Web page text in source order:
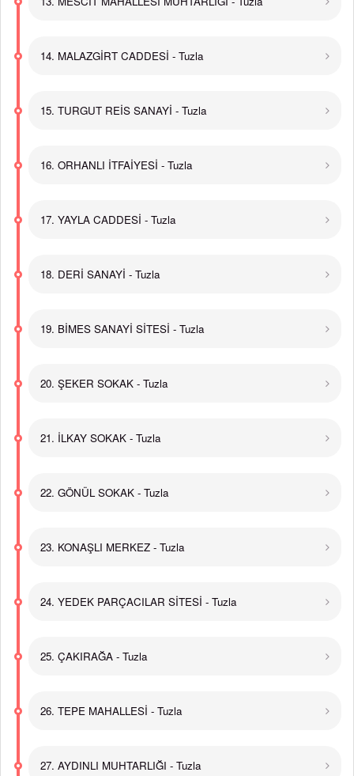
14. MALAZGİRT CADDESİ - Tuzla
15. TURGUT REİS SANAYİ - Tuzla
16. ORHANLI İTFAİYESİ - Tuzla
17. YAYLA CADDESİ - Tuzla
18. DERİ SANAYİ - Tuzla
19. BİMES SANAYİ SİTESİ - Tuzla
20. ŞEKER SOKAK - Tuzla
21. İLKAY SOKAK - Tuzla
22. GÖNÜL SOKAK - Tuzla
23. KONAŞLI MERKEZ - Tuzla
24. YEDEK PARÇACILAR SİTESİ - Tuzla
25. ÇAKIRAĞA - Tuzla
26. TEPE MAHALLESİ - Tuzla
27. AYDINLI MUHTARLIĞI - Tuzla